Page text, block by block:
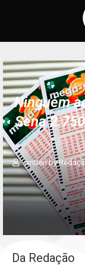
Ninguém
Sena
written by
Da Redação